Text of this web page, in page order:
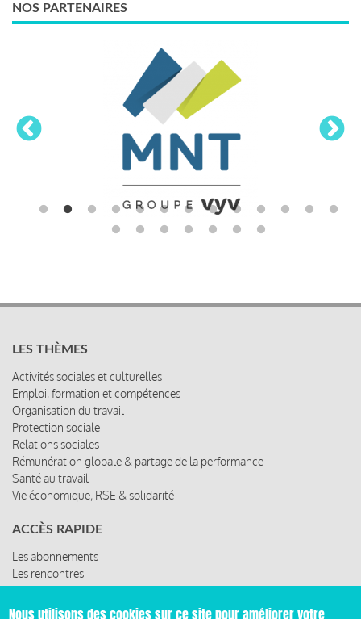
NOS PARTENAIRES
LES THÈMES
Activités sociales et culturelles
Emploi, formation et compétences
Organisation du travail
Protection sociale
Relations sociales
Rémunération globale & partage de la performance
Santé au travail
Vie économique, RSE & solidarité
ACCÈS RAPIDE
Les abonnements
Les rencontres
Les ressources
Nous utilisons des cookies sur ce site pour améliorer votre